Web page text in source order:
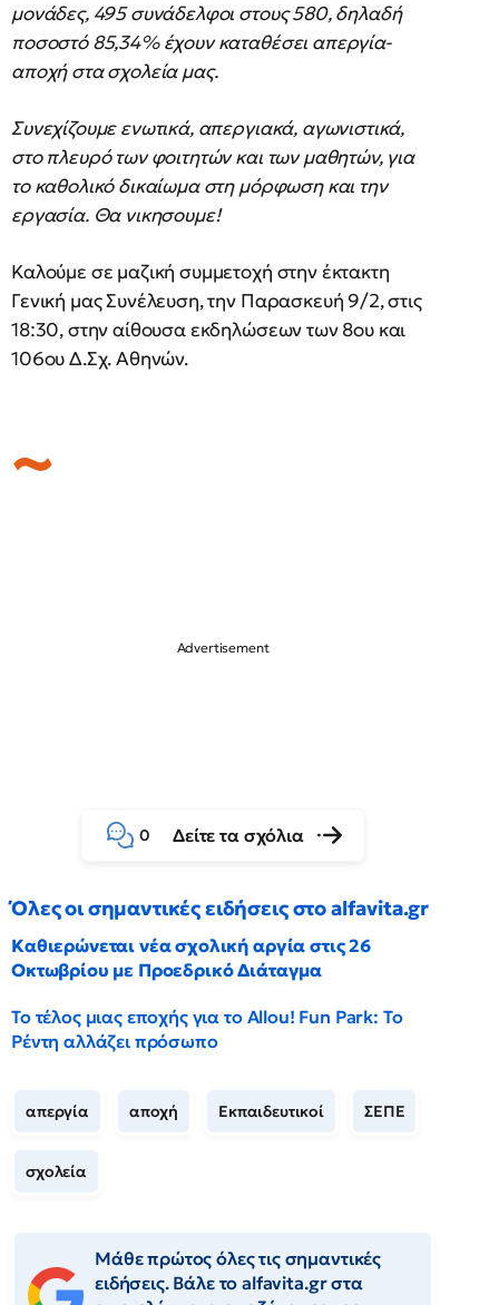
μονάδες, 495 συνάδελφοι στους 580, δηλαδή
ποσοστό 85,34% έχουν καταθέσει απεργία-
αποχή στα σχολεία μας.
Συνεχίζουμε ενωτικά, απεργιακά, αγωνιστικά,
στο πλευρό των φοιτητών και των μαθητών, για
το καθολικό δικαίωμα στη μόρφωση και την
εργασία. Θα νικησουμε!
Καλούμε σε μαζική συμμετοχή στην έκτακτη
Γενική μας Συνέλευση, την Παρασκευή 9/2, στις
18:30, στην αίθουσα εκδηλώσεων των 8ου και
106ου Δ.Σχ. Αθηνών.
0 Δείτε τα σχόλια
Όλες οι σημαντικές ειδήσεις στο alfavita.gr
Καθιερώνεται νέα σχολική αργία στις 26
Οκτωβρίου με Προεδρικό Διάταγμα
Το τέλος μιας εποχής για το Allou! Fun Park: Το
Ρέντη αλλάζει πρόσωπο
απεργία αποχή Εκπαιδευτικοί ΣΕΠΕ
σχολεία
Μάθε πρώτος όλες τις σημαντικές
ειδήσεις. Βάλε το alfavita.gr στα